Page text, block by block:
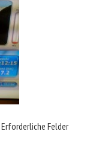
Erforderliche Felder